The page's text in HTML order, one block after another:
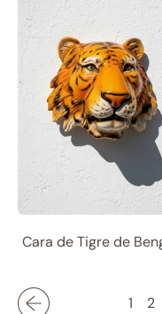
Cara de Tigre de
1 2